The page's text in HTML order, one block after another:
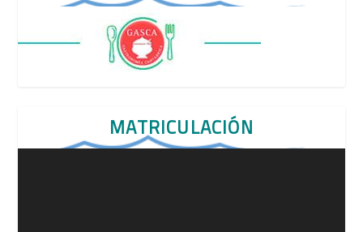
MATRICULACIÓN